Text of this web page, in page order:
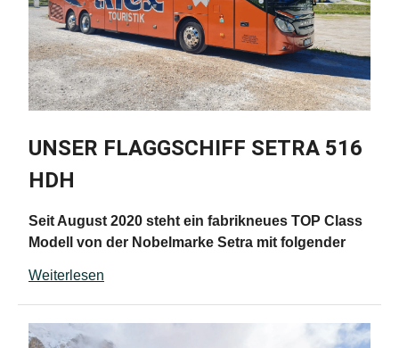
UNSER FLAGGSCHIFF SETRA 516
HDH
Seit August 2020 steht ein fabrikneues TOP Class
Modell von der Nobelmarke Setra mit folgender
individuell einstellbaren Kopfstützen, Armlehnen,
Klapptischen und Fußrasten
Weiterlesen